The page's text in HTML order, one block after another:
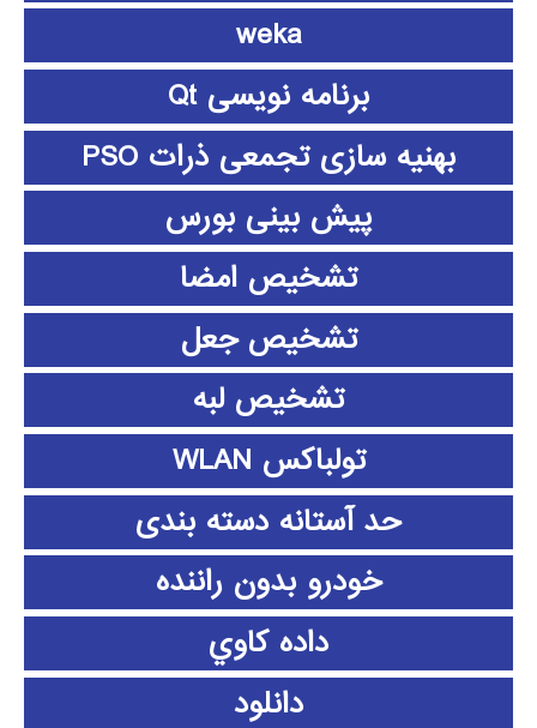
weka
برنامه نویسی Qt
بهنیه سازی تجمعی ذرات PSO
پیش بینی بورس
تشخیص امضا
تشخیص جعل
تشخیص لبه
تولباکس WLAN
حد آستانه دسته بندی
خودرو بدون راننده
داده كاوي
دانلود